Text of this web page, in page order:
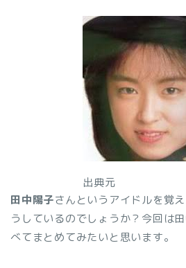
出典元
田中陽子さんというアイドルを覚
うしているのでしょうか？今回は
べてまとめてみたいと思います。